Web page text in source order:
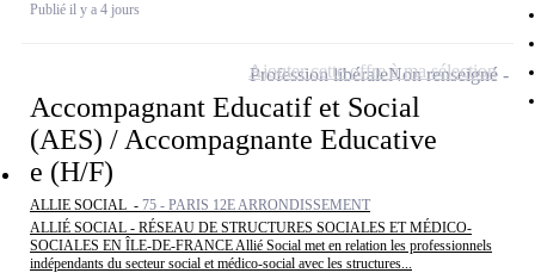
Publié il y a 4 jours
Accompagnant Educatif et Social
(AES) / Accompagnante Educative
e (H/F)
ALLIE SOCIAL - 75 - PARIS 12E ARRONDISSEMENT
ALLIÉ SOCIAL - RÉSEAU DE STRUCTURES SOCIALES ET MÉDICO-
SOCIALES EN ÎLE-DE-FRANCE Allié Social met en relation les professionnels
indépendants du secteur social et médico-social avec les structures...
Profession libéraleNon renseigné
Ajouter cette offre à ma sélection